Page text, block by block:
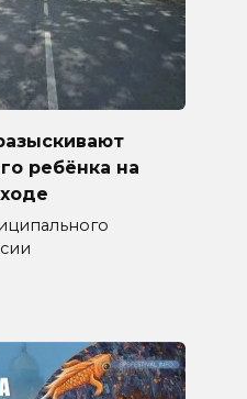
ребёнка на